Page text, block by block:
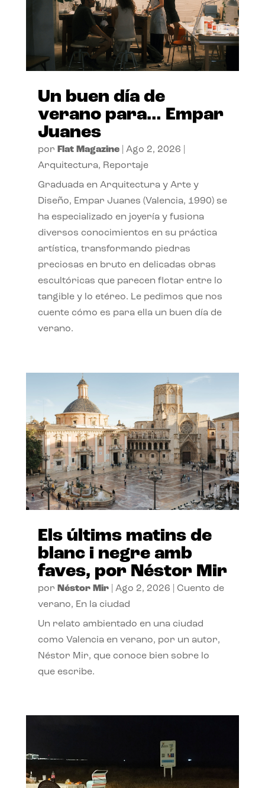
Un buen día de
verano para… Empar
Juanes
por Flat Magazine| Ago 2, 2026
Arquitectura, Reportaje
Graduada en Arquitectura y Arte y
Diseño, Empar Juanes (Valencia, 1990) se
ha especializado en joyería y fusiona
diversos conocimientos en su práctica
artística, transformando piedras
preciosas en bruto en delicadas obras
escultóricas que parecen flotar entre lo
tangible y lo etéreo. Le pedimos que nos
cuente cómo es para ella un buen día de
verano.
Els últims matins de
blanc i negre amb
faves, por Néstor Mir
por Néstor Mir| Ago 2, 2026
Cuento de
verano, En la ciudad
Un relato ambientado en una ciudad
como Valencia en verano, por un autor,
Néstor Mir, que conoce bien sobre lo
que escribe.